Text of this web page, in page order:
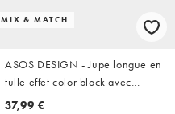
MIX & MATCH
ASOS DESIGN - Jupe longue en
tulle effet color block avec
ceinture drapée - Bleu
37,99 €